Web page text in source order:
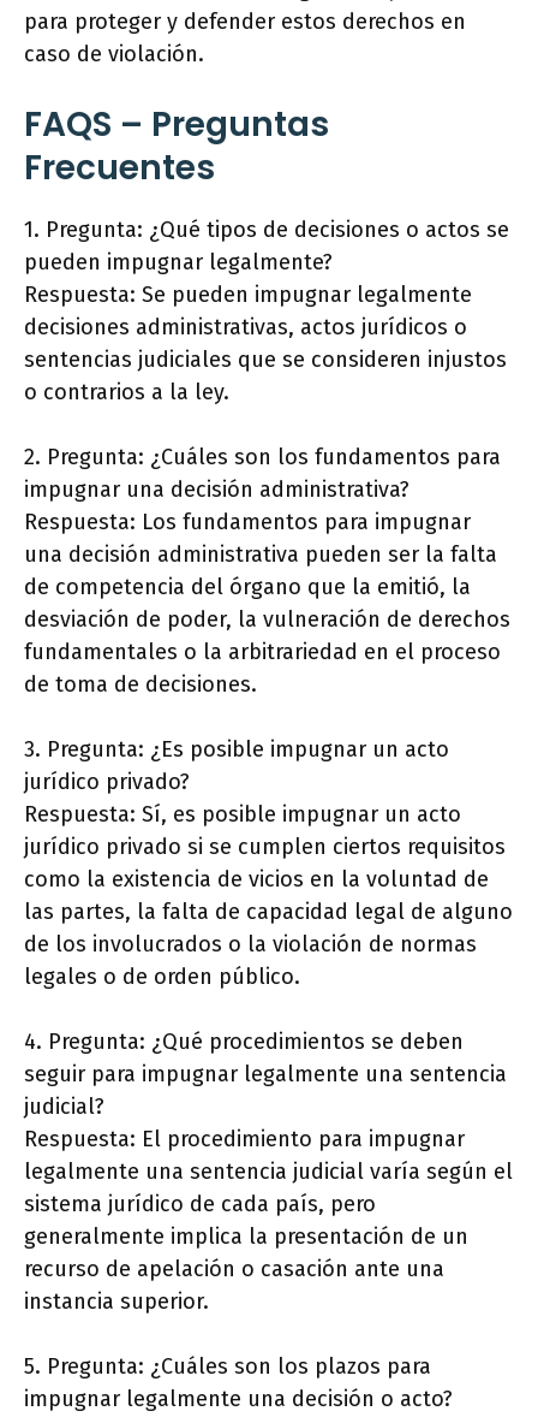
para proteger y defender estos derechos en
caso de violación.
FAQS – Preguntas
Frecuentes
1. Pregunta: ¿Qué tipos de decisiones o actos se
pueden impugnar legalmente?
Respuesta: Se pueden impugnar legalmente
decisiones administrativas, actos jurídicos o
sentencias judiciales que se consideren injustos
o contrarios a la ley.
2. Pregunta: ¿Cuáles son los fundamentos para
impugnar una decisión administrativa?
Respuesta: Los fundamentos para impugnar
una decisión administrativa pueden ser la falta
de competencia del órgano que la emitió, la
desviación de poder, la vulneración de derechos
fundamentales o la arbitrariedad en el proceso
de toma de decisiones.
3. Pregunta: ¿Es posible impugnar un acto
jurídico privado?
Respuesta: Sí, es posible impugnar un acto
jurídico privado si se cumplen ciertos requisitos
como la existencia de vicios en la voluntad de
las partes, la falta de capacidad legal de alguno
de los involucrados o la violación de normas
legales o de orden público.
4. Pregunta: ¿Qué procedimientos se deben
seguir para impugnar legalmente una sentencia
judicial?
Respuesta: El procedimiento para impugnar
legalmente una sentencia judicial varía según el
sistema jurídico de cada país, pero
generalmente implica la presentación de un
recurso de apelación o casación ante una
instancia superior.
5. Pregunta: ¿Cuáles son los plazos para
impugnar legalmente una decisión o acto?